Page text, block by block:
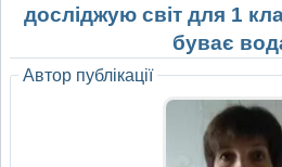
досліджую світ для 1
буває
Автор публікації